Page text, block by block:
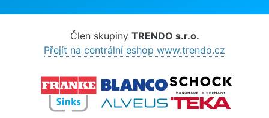
Člen skupiny TRENDO s.r.o.
Přejít na centrální eshop www.trendo.cz